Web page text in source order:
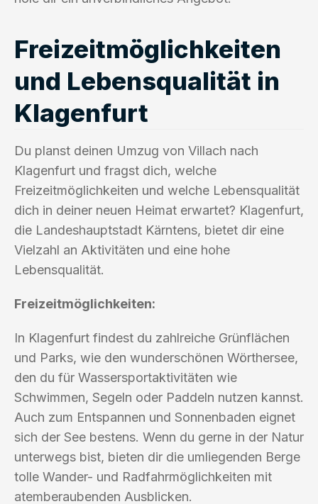
Freizeitmöglichkeiten
und Lebensqualität in
Klagenfurt
Du planst deinen Umzug von Villach nach
Klagenfurt und fragst dich, welche
Freizeitmöglichkeiten und welche Lebensqualität
dich in deiner neuen Heimat erwartet? Klagenfurt,
die Landeshauptstadt Kärntens, bietet dir eine
Vielzahl an Aktivitäten und eine hohe
Lebensqualität.
Freizeitmöglichkeiten:
In Klagenfurt findest du zahlreiche Grünflächen
und Parks, wie den wunderschönen Wörthersee,
den du für Wassersportaktivitäten wie
Schwimmen, Segeln oder Paddeln nutzen kannst.
Auch zum Entspannen und Sonnenbaden eignet
sich der See bestens. Wenn du gerne in der Natur
unterwegs bist, bieten dir die umliegenden Berge
tolle Wander- und Radfahrmöglichkeiten mit
atemberaubenden Ausblicken.